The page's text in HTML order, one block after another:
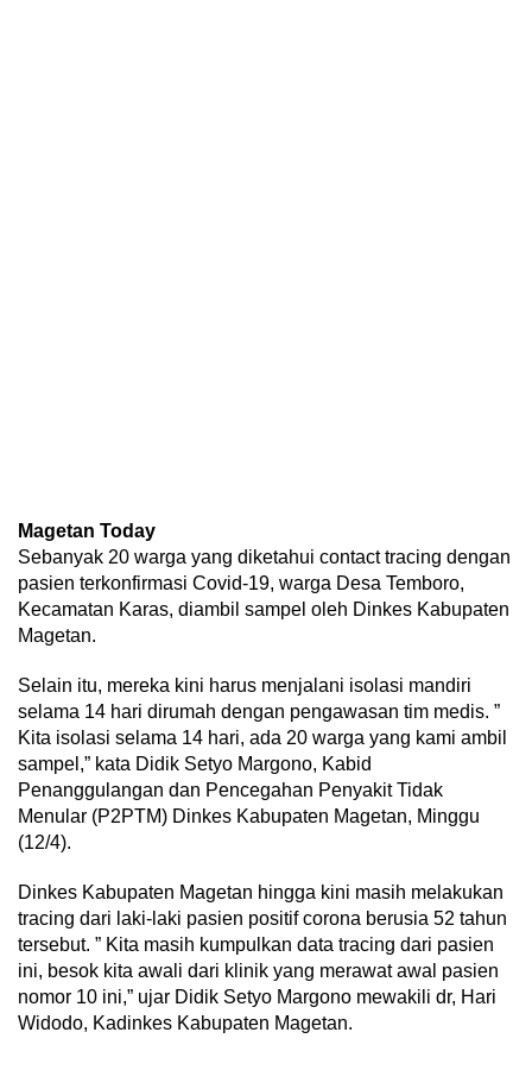
Magetan Today
Sebanyak 20 warga yang diketahui contact tracing dengan
pasien terkonfirmasi Covid-19, warga Desa Temboro,
Kecamatan Karas, diambil sampel oleh Dinkes Kabupaten
Magetan.
Selain itu, mereka kini harus menjalani isolasi mandiri
selama 14 hari dirumah dengan pengawasan tim medis. ”
Kita isolasi selama 14 hari, ada 20 warga yang kami ambil
sampel,” kata Didik Setyo Margono, Kabid
Penanggulangan dan Pencegahan Penyakit Tidak
Menular (P2PTM) Dinkes Kabupaten Magetan, Minggu
(12/4).
Dinkes Kabupaten Magetan hingga kini masih melakukan
tracing dari laki-laki pasien positif corona berusia 52 tahun
tersebut. ” Kita masih kumpulkan data tracing dari pasien
ini, besok kita awali dari klinik yang merawat awal pasien
nomor 10 ini,” ujar Didik Setyo Margono mewakili dr, Hari
Widodo, Kadinkes Kabupaten Magetan.